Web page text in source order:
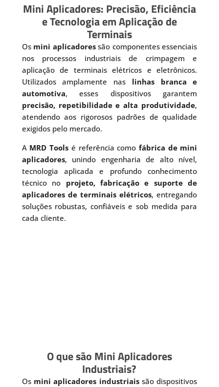
Mini Aplicadores: Precisão, Eficiência
e Tecnologia em Aplicação de
Terminais
Os mini aplicadoressão componentes essenciais
nos processos industriais de crimpagem e
aplicação de terminais elétricos e eletrônicos.
Utilizados amplamente nas linhas branca e
automotiva, esses dispositivos garantem
precisão, repetibilidade e alta produtividade,
atendendo aos rigorosos padrões de qualidade
exigidos pelo mercado.
A MRD Tools é referência como fábrica de mini
aplicadores, unindo engenharia de alto nível,
tecnologia aplicada e profundo conhecimento
técnico no projeto, fabricação e suporte de
aplicadores de terminais elétricos, entregando
soluções robustas, confiáveis e sob medida para
cada cliente.
O que são Mini Aplicadores
Industriais?
Os mini aplicadores industriaissão dispositivos